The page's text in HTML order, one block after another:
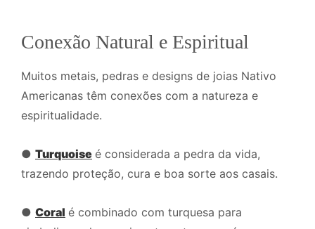
Conexão Natural e Espiritual
Muitos metais, pedras e designs de joias Nativo
Americanas têm conexões com a natureza e
espiritualidade.
● Turquoise é considerada a pedra da vida,
trazendo proteção, cura e boa sorte aos casais.
● Coral é combinado com turquesa para